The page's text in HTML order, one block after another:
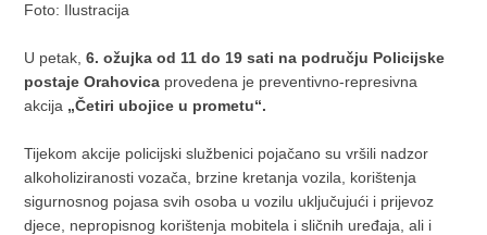
Foto: Ilustracija
U petak,6. ožujka od 11 do 19 sati na području Policijske
postaje Orahovica provedena je preventivno-represivna
akcija „Četiri ubojice u prometu“.
Tijekom akcije policijski službenici pojačano su vršili nadzor
alkoholiziranosti vozača, brzine kretanja vozila, korištenja
sigurnosnog pojasa svih osoba u vozilu uključujući i prijevoz
djece, nepropisnog korištenja mobitela i sličnih uređaja, ali i